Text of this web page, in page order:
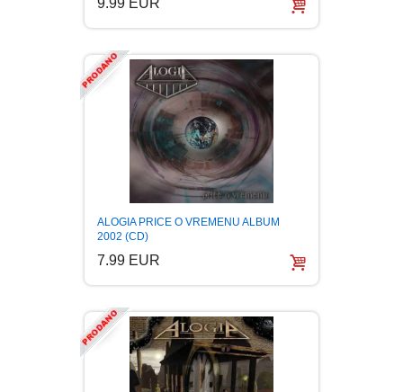
ALOGIA PRICE O VREMENU ALBUM
2002 (CD)
7.99 EUR